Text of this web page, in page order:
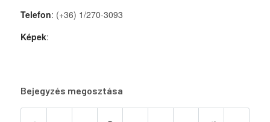
Telefon: (+36) 1/270-3093
Képek:
Bejegyzés megosztása